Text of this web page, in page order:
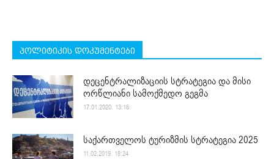
პოლიტიკის დოკუმენტები
დეცენტრალიზაციის სტრატეგია და მისი
ორწლიანი სამოქმედო გეგმა
17.01.2020. 13:16
საქართველოს ტურიზმის სტრატეგია 2025
11.02.2019. 18:24